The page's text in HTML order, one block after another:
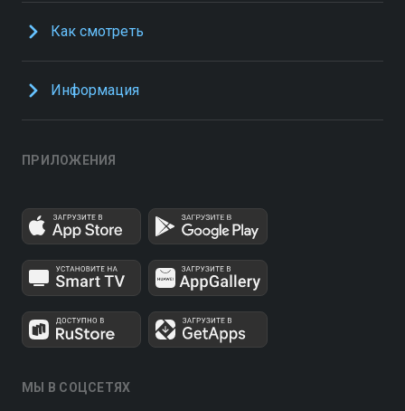
Как смотреть
Информация
ПРИЛОЖЕНИЯ
МЫ В СОЦСЕТЯХ